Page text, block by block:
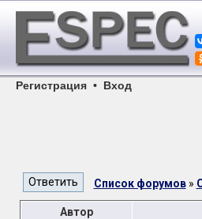
Регистрация • Вход
Список форумов»
Автор